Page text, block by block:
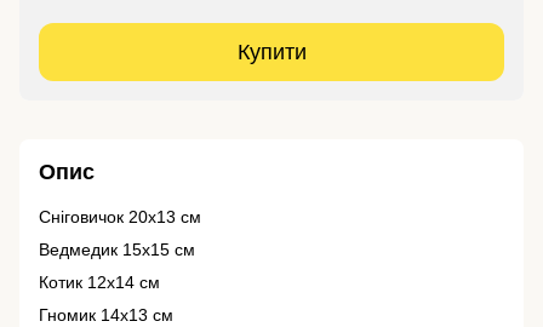
Купити
Опис
Сніговичок 20х13 см
Ведмедик 15х15 см
Котик 12х14 см
Гномик 14х13 см